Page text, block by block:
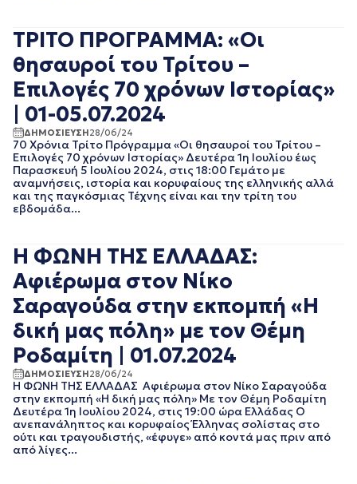
ΔΕΚΕΜΒΡΙΟΣ 2020
ΝΟΕΜΒΡΙΟΣ 2020
ΟΚΤΩΒΡΙΟΣ 2020
ΣΕΠΤΕΜΒΡΙΟΣ 2020
ΑΥΓΟΥΣΤΟΣ 2020
ΙΟΥΝΙΟΣ 2020
ΜΑΙΟΣ 2020
ΑΠΡΙΛΙΟΣ 2020
ΜΑΡΤΙΟΣ 2020
ΝΟΕΜΒΡΙΟΣ 2019
ΟΚΤΩΒΡΙΟΣ 2019
ΑΥΓΟΥΣΤΟΣ 2019
ΙΟΥΛΙΟΣ 2019
ΙΟΥΝΙΟΣ 2019
ΜΑΙΟΣ 2019
ΜΑΡΤΙΟΣ 2019
ΦΕΒΡΟΥΑΡΙΟΣ 2019
ΙΑΝΟΥΑΡΙΟΣ 2019
ΔΕΚΕΜΒΡΙΟΣ 2018
ΤΡΙΤΟ ΠΡΟΓΡΑΜΜΑ: «Οι
θησαυροί του Τρίτου –
Επιλογές 70 χρόνων Ιστορίας»
| 01-05.07.2024
ΔΗΜΟΣΙΕΥΣΗ28/06/24
70 Χρόνια Τρίτο Πρόγραμμα «Οι θησαυροί του Τρίτου –
Επιλογές 70 χρόνων Ιστορίας» Δευτέρα 1η Ιουλίου έως
Παρασκευή 5 Ιουλίου 2024, στις 18:00 Γεμάτο με
αναμνήσεις, ιστορία και κορυφαίους της ελληνικής αλλά
και της παγκόσμιας Τέχνης είναι και την τρίτη του
εβδομάδα...
Η ΦΩΝΗ ΤΗΣ ΕΛΛΑΔΑΣ:
Αφιέρωμα στον Νίκο
Σαραγούδα στην εκπομπή «Η
δική μας πόλη» με τον Θέμη
Ροδαμίτη | 01.07.2024
ΔΗΜΟΣΙΕΥΣΗ28/06/24
Η ΦΩΝΗ ΤΗΣ ΕΛΛΑΔΑΣ Αφιέρωμα στον Νίκο Σαραγούδα
στην εκπομπή «Η δική μας πόλη» Με τον Θέμη Ροδαμίτη
Δευτέρα 1η Ιουλίου 2024, στις 19:00 ώρα Ελλάδας Ο
ανεπανάληπτος και κορυφαίος Έλληνας σολίστας στο
ούτι και τραγουδιστής, «έφυγε» από κοντά μας πριν από
από λίγες...